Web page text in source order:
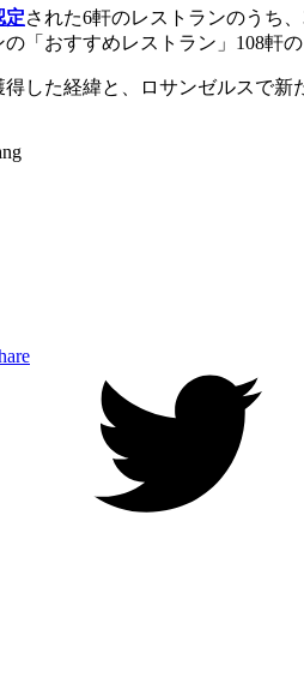
定された6軒のレストランのうち
「おすすめレストラン」108軒
した経緯と、ロサンゼルスで